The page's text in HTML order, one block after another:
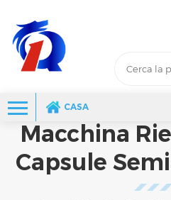
CASA
Macchina
Capsule